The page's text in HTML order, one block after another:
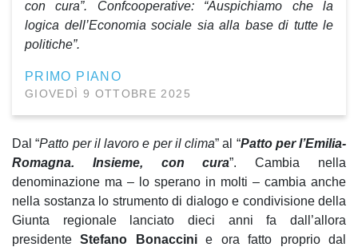
con cura”. Confcooperative: “Auspichiamo che la
logica dell’Economia sociale sia alla base di tutte le
politiche”.
PRIMO PIANO
GIOVEDÌ 9 OTTOBRE 2025
Dal “Patto per il lavoro e per il clima” al “Patto per l’Emilia-
Romagna. Insieme, con cura”. Cambia nella
denominazione ma – lo sperano in molti – cambia anche
nella sostanza lo strumento di dialogo e condivisione della
Giunta regionale lanciato dieci anni fa dall’allora
presidenteStefano Bonaccinie ora fatto proprio dal